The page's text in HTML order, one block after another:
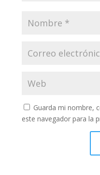
Guarda mi nombre,
este navegador para la